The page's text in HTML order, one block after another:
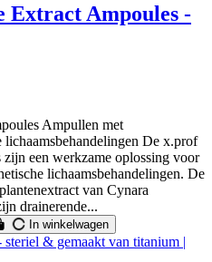
Extract Ampoules -
Ampullen met
De x.prof
een werkzame oplossing voor
lichaamsbehandelingen. De
van Cynara
drainerende...
In winkelwagen